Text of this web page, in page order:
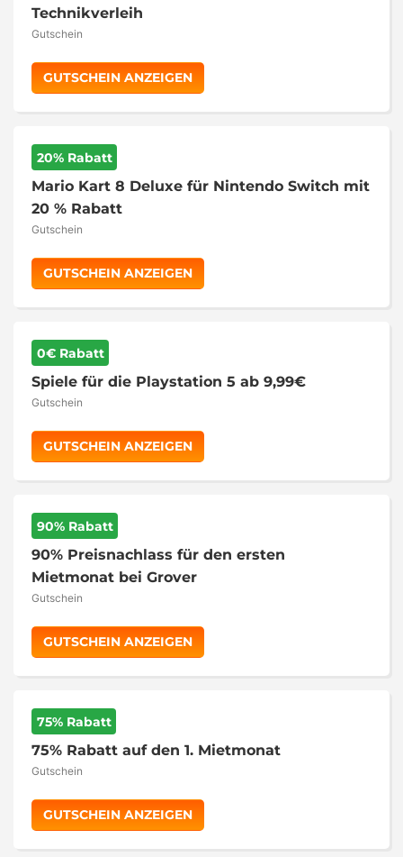
Technikverleih
Gutschein
GUTSCHEIN ANZEIGEN
20% Rabatt
Mario Kart 8 Deluxe für Nintendo Switch mit
20 % Rabatt
Gutschein
GUTSCHEIN ANZEIGEN
0€ Rabatt
Spiele für die Playstation 5 ab 9,99€
Gutschein
GUTSCHEIN ANZEIGEN
90% Rabatt
90% Preisnachlass für den ersten
Mietmonat bei Grover
Gutschein
GUTSCHEIN ANZEIGEN
75% Rabatt
75% Rabatt auf den 1. Mietmonat
Gutschein
GUTSCHEIN ANZEIGEN